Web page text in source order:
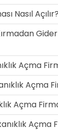
Nasıl Açılır?
Açma
Açma
Açma
Açma